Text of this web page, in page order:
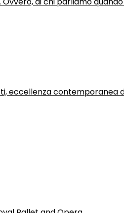
eccellenza contemporanea